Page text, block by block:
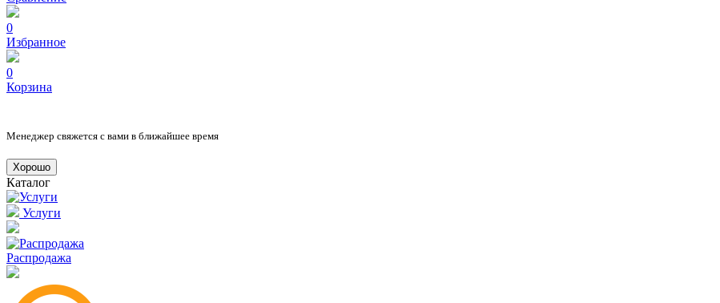
0
Избранное
0
Корзина
Менеджер свяжется с вами в ближайшее время
Хорошо
Каталог
Услуги
Распродажа